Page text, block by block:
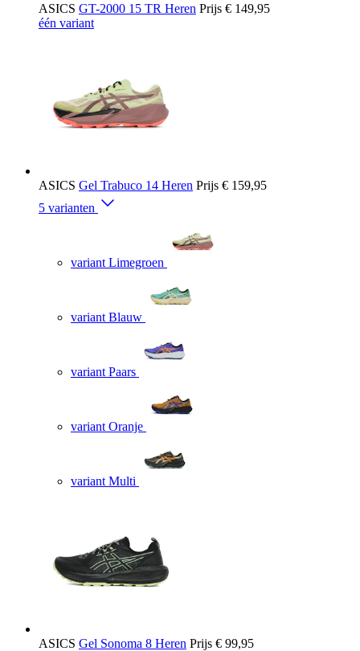
ASICS GT-2000 15 TR Heren Prijs € 149,95
één variant
ASICS Gel Trabuco 14 Heren Prijs € 159,95
5 varianten
variant Limegroen
variant Blauw
variant Paars
variant Oranje
variant Multi
ASICS Gel Sonoma 8 Heren Prijs € 99,95